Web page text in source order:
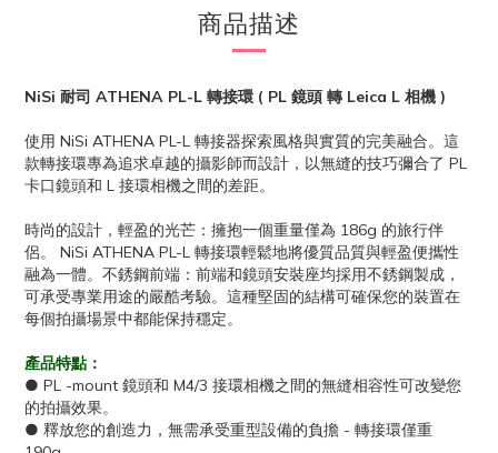
商品描述
NiSi 耐司 ATHENA PL-L 轉接環 ( PL 鏡頭 轉 Leica L 相機 )
使用 NiSi ATHENA PL-L 轉接器探索風格與實質的完美融合。這
款轉接環專為追求卓越的攝影師而設計，以無縫的技巧彌合了 PL
卡口鏡頭和 L 接環相機之間的差距。
時尚的設計，輕盈的光芒：擁抱一個重量僅為 186g 的旅行伴
侶。 NiSi ATHENA PL-L 轉接環輕鬆地將優質品質與輕盈便攜性
融為一體。不銹鋼前端：前端和鏡頭安裝座均採用不銹鋼製成，
可承受專業用途的嚴酷考驗。這種堅固的結構可確保您的裝置在
每個拍攝場景中都能保持穩定。
產品特點：
● PL -mount 鏡頭和 M4/3 接環相機之間的無縫相容性可改變您
的拍攝效果。
● 釋放您的創造力，無需承受重型設備的負擔 - 轉接環僅重